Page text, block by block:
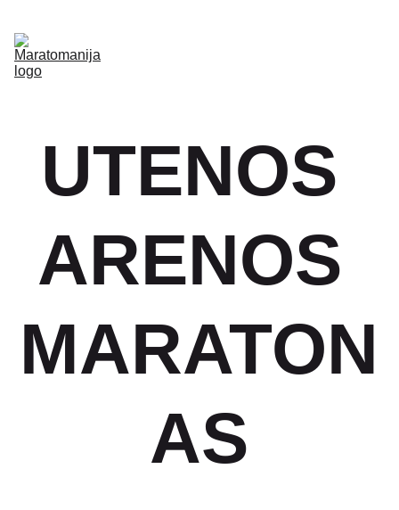
UTENOS
ARENOS
MARATON
AS